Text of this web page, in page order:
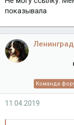
показывала
Команда
11.04.2019